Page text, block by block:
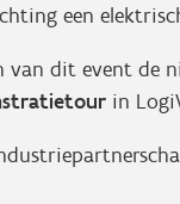
een
dit event de
in